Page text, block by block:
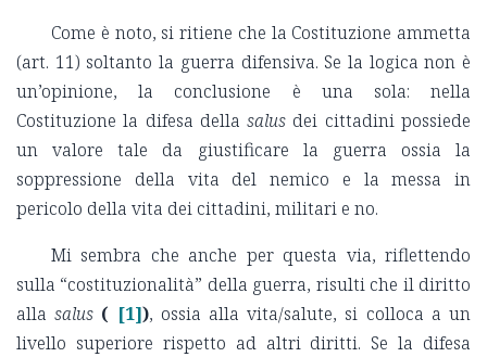
Come è noto, si ritiene che la Costituzione ammetta
(art. 11) soltanto la guerra difensiva. Se la logica non è
un’opinione, la conclusione è una sola: nella
Costituzione la difesa dellasalus dei cittadini possiede
un valore tale da giustificare la guerra ossia la
soppressione della vita del nemico e la messa in
pericolo della vita dei cittadini, militari e no.
Mi sembra che anche per questa via, riflettendo
sulla “costituzionalità” della guerra, risulti che il diritto
allasalus ( [1]), ossia alla vita/salute, si colloca a un
livello superiore rispetto ad altri diritti. Se la difesa